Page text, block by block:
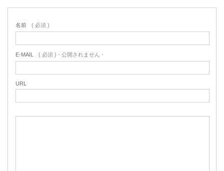
名前 ( 必須 )
E-MAIL ( 必須 ) - 公開されません -
URL